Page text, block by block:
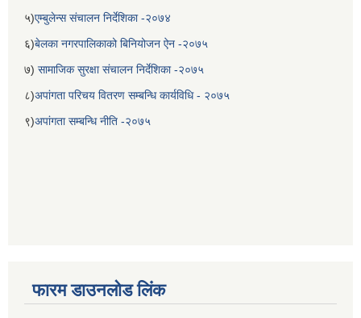
५)एम्बुलेन्स संचालन निर्देशिका -२०७४
६)बेलका नगरपालिकाको बिनियोजन ऐन -२०७५
७) सामाजिक सुरक्षा संचालन निर्देशिका -२०७५
८)अपांगता परिचय वितरण सम्बन्धि कार्यविधि - २०७५
९)अपांगता सम्बन्धि नीति -२०७५
फारम डाउनलोड लिंक